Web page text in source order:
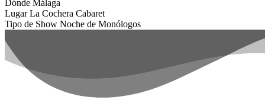
Dónde Málaga
LugarLa Cochera Cabaret
Tipo de Show Noche de Monólogos